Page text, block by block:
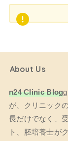
About Us
n24 Clinic Blog
が、クリニック
長だけでなく、
ト、胚培養士が